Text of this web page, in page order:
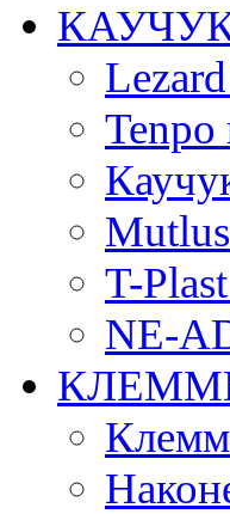
КАУЧУК-
Tenpo
T-
NE-